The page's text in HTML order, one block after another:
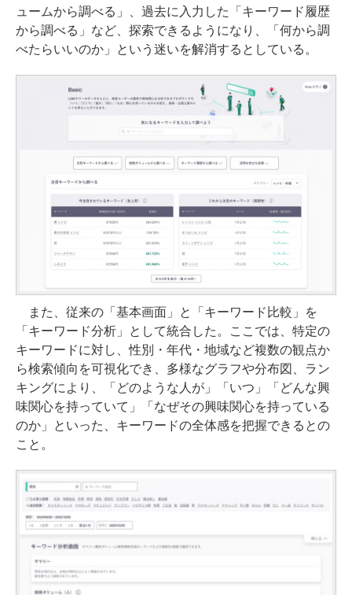
ュームから調べる」、過去に入力した「キーワード履歴
から調べる」など、探索できるようになり、「何から調
べたらいいのか」という迷いを解消するとしている。
また、従来の「基本画面」と「キーワード比較」を
「キーワード分析」として統合した。ここでは、特定の
キーワードに対し、性別・年代・地域など複数の観点か
ら検索傾向を可視化でき、多様なグラフや分布図、ラン
キングにより、「どのような人が」「いつ」「どんな興
味関心を持っていて」「なぜその興味関心を持っている
のか」といった、キーワードの全体感を把握できるとの
こと。